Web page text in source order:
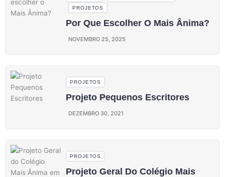
PROJETOS
Por Que Escolher O Mais Ânima?
NOVEMBRO 25, 2025
PROJETOS
Projeto Pequenos Escritores
DEZEMBRO 30, 2021
PROJETOS
Projeto Geral Do Colégio Mais